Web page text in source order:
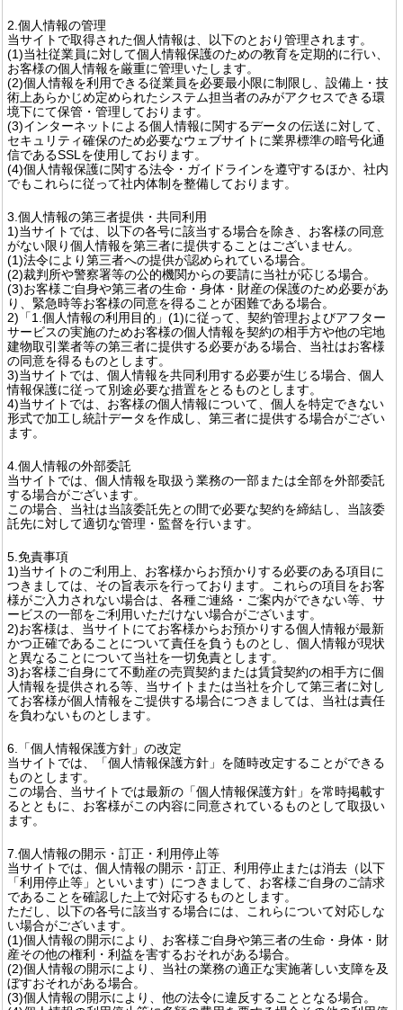
2.個人情報の管理
当サイトで取得された個人情報は、以下のとおり管理されます。
(1)当社従業員に対して個人情報保護のための教育を定期的に行い、
お客様の個人情報を厳重に管理いたします。
(2)個人情報を利用できる従業員を必要最小限に制限し、設備上・技
術上あらかじめ定められたシステム担当者のみがアクセスできる環
境下にて保管・管理しております。
(3)インターネットによる個人情報に関するデータの伝送に対して、
セキュリティ確保のため必要なウェブサイトに業界標準の暗号化通
信であるSSLを使用しております。
(4)個人情報保護に関する法令・ガイドラインを遵守するほか、社内
でもこれらに従って社内体制を整備しております。
3.個人情報の第三者提供・共同利用
1)当サイトでは、以下の各号に該当する場合を除き、お客様の同意
がない限り個人情報を第三者に提供することはございません。
(1)法令により第三者への提供が認められている場合。
(2)裁判所や警察署等の公的機関からの要請に当社が応じる場合。
(3)お客様ご自身や第三者の生命・身体・財産の保護のため必要があ
り、緊急時等お客様の同意を得ることが困難である場合。
2)「1.個人情報の利用目的」(1)に従って、契約管理およびアフター
サービスの実施のためお客様の個人情報を契約の相手方や他の宅地
建物取引業者等の第三者に提供する必要がある場合、当社はお客様
の同意を得るものとします。
3)当サイトでは、個人情報を共同利用する必要が生じる場合、個人
情報保護に従って別途必要な措置をとるものとします。
4)当サイトでは、お客様の個人情報について、個人を特定できない
形式で加工し統計データを作成し、第三者に提供する場合がござい
ます。
4.個人情報の外部委託
当サイトでは、個人情報を取扱う業務の一部または全部を外部委託
する場合がございます。
この場合、当社は当該委託先との間で必要な契約を締結し、当該委
託先に対して適切な管理・監督を行います。
5.免責事項
1)当サイトのご利用上、お客様からお預かりする必要のある項目に
つきましては、その旨表示を行っております。これらの項目をお客
様がご入力されない場合は、各種ご連絡・ご案内ができない等、サ
ービスの一部をご利用いただけない場合がございます。
2)お客様は、当サイトにてお客様からお預かりする個人情報が最新
かつ正確であることについて責任を負うものとし、個人情報が現状
と異なることについて当社を一切免責とします。
3)お客様ご自身にて不動産の売買契約または賃貸契約の相手方に個
人情報を提供される等、当サイトまたは当社を介して第三者に対し
てお客様が個人情報をご提供する場合につきましては、当社は責任
を負わないものとします。
6.「個人情報保護方針」の改定
当サイトでは、「個人情報保護方針」を随時改定することができる
ものとします。
この場合、当サイトでは最新の「個人情報保護方針」を常時掲載す
るとともに、お客様がこの内容に同意されているものとして取扱い
ます。
7.個人情報の開示・訂正・利用停止等
当サイトでは、個人情報の開示・訂正、利用停止または消去（以下
「利用停止等」といいます）につきまして、お客様ご自身のご請求
であることを確認した上で対応するものとします。
ただし、以下の各号に該当する場合には、これらについて対応しな
い場合がございます。
(1)個人情報の開示により、お客様ご自身や第三者の生命・身体・財
産その他の権利・利益を害するおそれがある場合。
(2)個人情報の開示により、当社の業務の適正な実施著しい支障を及
ぼすおそれがある場合。
(3)個人情報の開示により、他の法令に違反することとなる場合。